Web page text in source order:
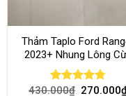
Thảm Taplo Ford
2023+ Nhung Lông
Rated 4.80
430.000₫ 270.000